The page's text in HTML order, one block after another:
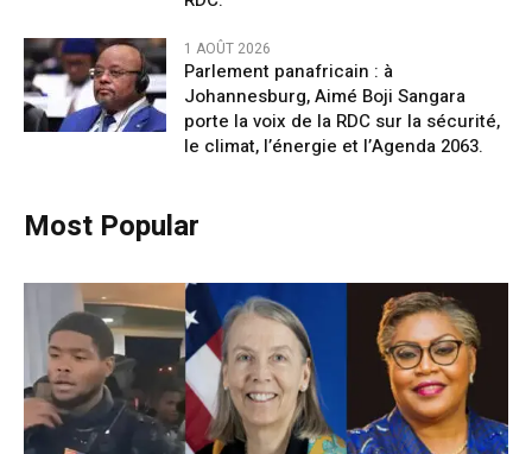
1 AOÛT 2026
Parlement panafricain : à
Johannesburg, Aimé Boji Sangara
porte la voix de la RDC sur la sécurité,
le climat, l’énergie et l’Agenda 2063.
Most Popular